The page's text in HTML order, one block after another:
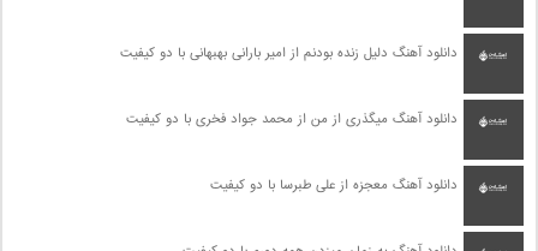
دانلود آهنگ دلیل زنده بودنم از امیر بارانی بهبهانی با دو کیفیت
دانلود آهنگ میگذری از من از محمد جواد فخری با دو کیفیت
دانلود آهنگ معجزه از علی طبرسا با دو کیفیت